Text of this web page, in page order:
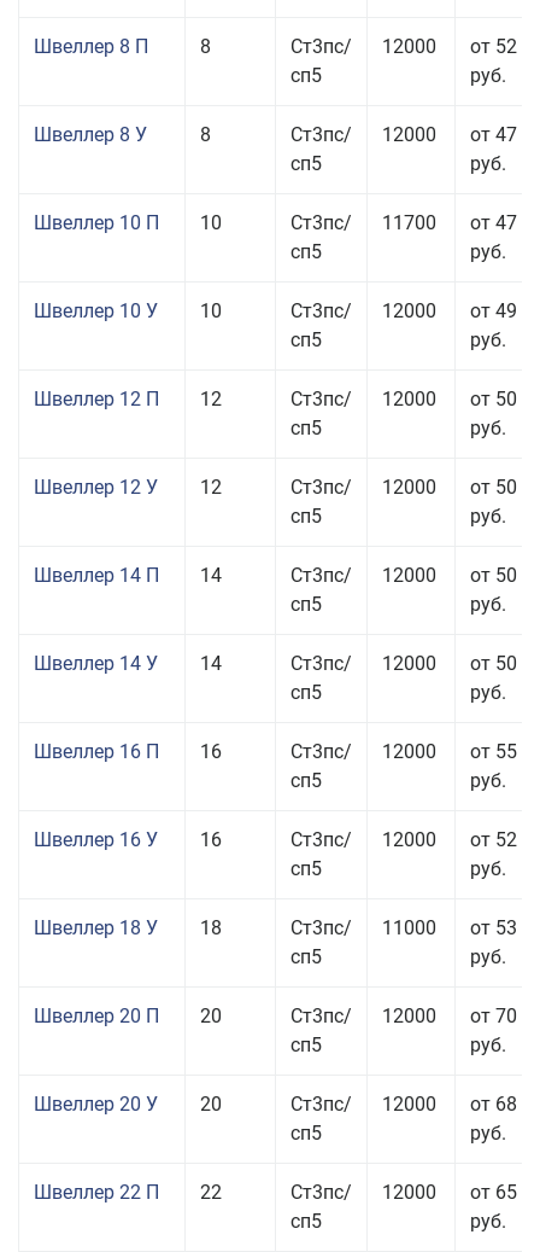
Швеллер 8 П 8
Ст3пс/
сп5
12000
от 52
руб.
Швеллер 8 У 8
Ст3пс/
сп5
12000
от 47
руб.
Швеллер 10 П 10
Ст3пс/
сп5
11700
от 47
руб.
Швеллер 10 У 10
Ст3пс/
сп5
12000
от 49
руб.
Швеллер 12 П 12
Ст3пс/
сп5
12000
от 50
руб.
Швеллер 12 У 12
Ст3пс/
сп5
12000
от 50
руб.
Швеллер 14 П 14
Ст3пс/
сп5
12000
от 50
руб.
Швеллер 14 У 14
Ст3пс/
сп5
12000
от 50
руб.
Швеллер 16 П 16
Ст3пс/
сп5
12000
от 55
руб.
Швеллер 16 У 16
Ст3пс/
сп5
12000
от 52
руб.
Швеллер 18 У 18
Ст3пс/
сп5
11000
от 53
руб.
Швеллер 20 П 20
Ст3пс/
сп5
12000
от 70
руб.
Швеллер 20 У 20
Ст3пс/
сп5
12000
от 68
руб.
Швеллер 22 П 22
Ст3пс/
сп5
12000
от 65
руб.